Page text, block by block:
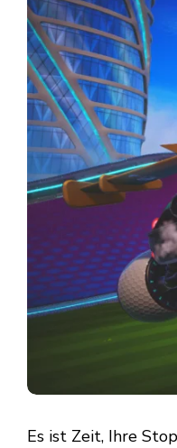
Es ist Zeit, Ihre